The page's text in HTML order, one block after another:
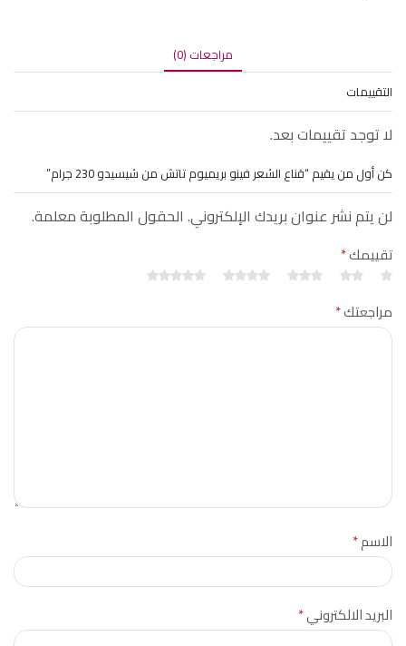
مراجعات (0)
التقييمات
لا توجد تقييمات بعد.
كن أول من يقيم “قناع الشعر فينو بريميوم تاتش من شيسيدو 230 جرام”
لن يتم نشر عنوان بريدك الإلكتروني. الحقول المطلوبة معلمة.
تقييمك*
مراجعتك*
الاسم*
البريد الالكتروني*